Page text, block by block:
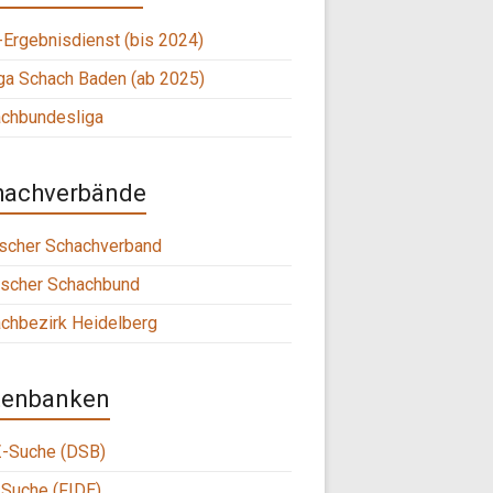
Ergebnisdienst (bis 2024)
Schach Baden (ab 2025)
Schachverband
Schachbund
Heidelberg
Suche (DSB)